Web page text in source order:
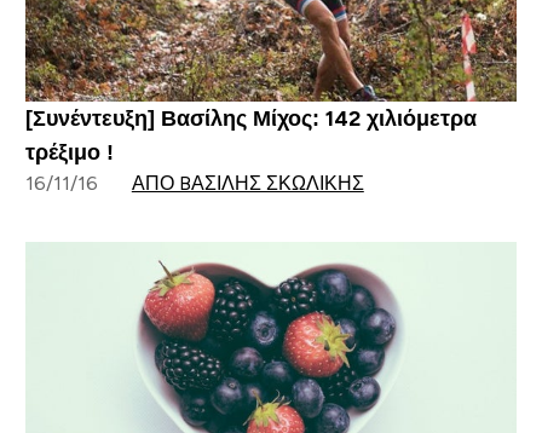
[Συνέντευξη] Βασίλης Μίχος: 142 χιλιόμετρα
τρέξιμο !
16/11/16 ΑΠΌ BΑΣΊΛΗΣ ΣΚΩΛΊΚΗΣ